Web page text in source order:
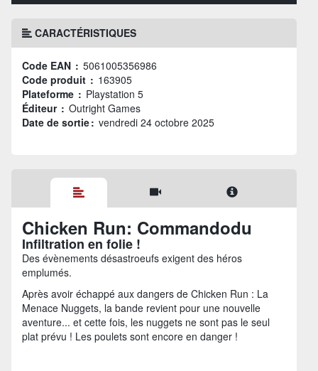
CARACTÉRISTIQUES
Code EAN : 5061005356986
Code produit : 163905
Plateforme : Playstation 5
Éditeur : Outright Games
Date de sortie : vendredi 24 octobre 2025
Chicken Run: Commandodu
Infiltration en folie !
Des évènements désastroeufs exigent des héros
emplumés.
Après avoir échappé aux dangers de Chicken Run : La
Menace Nuggets, la bande revient pour une nouvelle
aventure... et cette fois, les nuggets ne sont pas le seul
plat prévu ! Les poulets sont encore en danger !